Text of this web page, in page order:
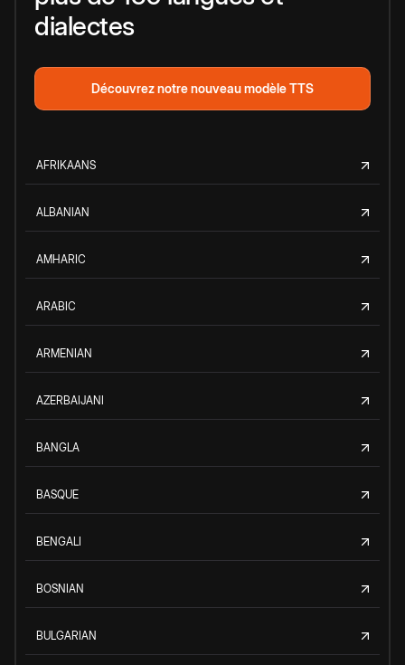
dialectes
Découvrez notre nouveau modèle TTS
AFRIKAANS
ALBANIAN
AMHARIC
ARABIC
ARMENIAN
AZERBAIJANI
BANGLA
BASQUE
BENGALI
BOSNIAN
BULGARIAN